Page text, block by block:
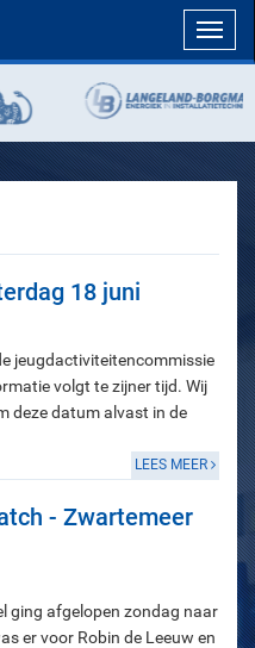
18 juni
jeugdactiviteitencommissie
volgt te zijner tijd. Wij
deze datum alvast in de
LEES MEER
- Zwartemeer
ging afgelopen zondag naar
er voor Robin de Leeuw en